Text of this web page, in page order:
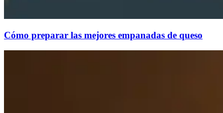
Cómo preparar las mejores empanadas de queso